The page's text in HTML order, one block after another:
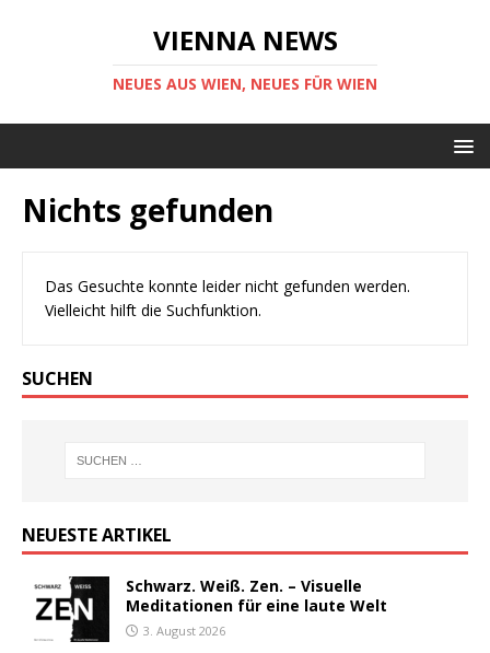
VIENNA NEWS
NEUES AUS WIEN, NEUES FÜR WIEN
Nichts gefunden
Das Gesuchte konnte leider nicht gefunden werden.
Vielleicht hilft die Suchfunktion.
SUCHEN
NEUESTE ARTIKEL
Schwarz. Weiß. Zen. – Visuelle
Meditationen für eine laute Welt
3. August 2026